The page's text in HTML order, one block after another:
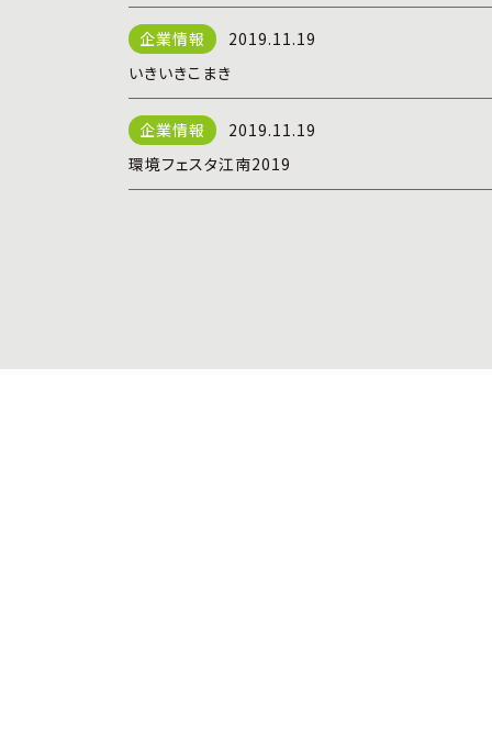
2019.11.19
いきいきこまき
2019.11.19
環境フェスタ江南2019